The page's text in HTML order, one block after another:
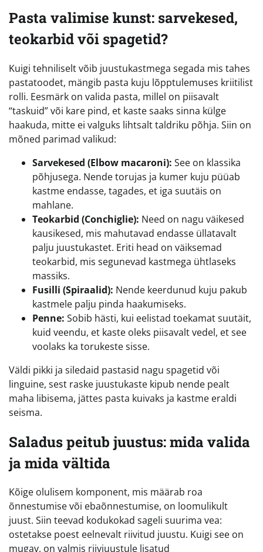
Pasta valimise kunst: sarvekesed,
teokarbid või spagetid?
Kuigi tehniliselt võib juustukastmega segada mis tahes
pastatoodet, mängib pasta kuju lõpptulemuses kriitilist
rolli. Eesmärk on valida pasta, millel on piisavalt
“taskuid” või kare pind, et kaste saaks sinna külge
haakuda, mitte ei valguks lihtsalt taldriku põhja. Siin on
mõned parimad valikud:
Sarvekesed (Elbow macaroni): See on klassika
põhjusega. Nende torujas ja kumer kuju püüab
kastme endasse, tagades, et iga suutäis on
mahlane.
Teokarbid (Conchiglie): Need on nagu väikesed
kausikesed, mis mahutavad endasse üllatavalt
palju juustukastet. Eriti head on väiksemad
teokarbid, mis segunevad kastmega ühtlaseks
massiks.
Fusilli (Spiraalid): Nende keerdunud kuju pakub
kastmele palju pinda haakumiseks.
Penne: Sobib hästi, kui eelistad toekamat suutäit,
kuid veendu, et kaste oleks piisavalt vedel, et see
voolaks ka torukeste sisse.
Väldi pikki ja siledaid pastasid nagu spagetid või
linguine, sest raske juustukaste kipub nende pealt
maha libisema, jättes pasta kuivaks ja kastme eraldi
seisma.
Saladus peitub juustus: mida valida
ja mida vältida
Kõige olulisem komponent, mis määrab roa
õnnestumise või ebaõnnestumise, on loomulikult
juust. Siin teevad kodukokad sageli suurima vea:
ostetakse poest eelnevalt riivitud juustu. Kuigi see on
mugav, on valmis riivjuustule lisatud